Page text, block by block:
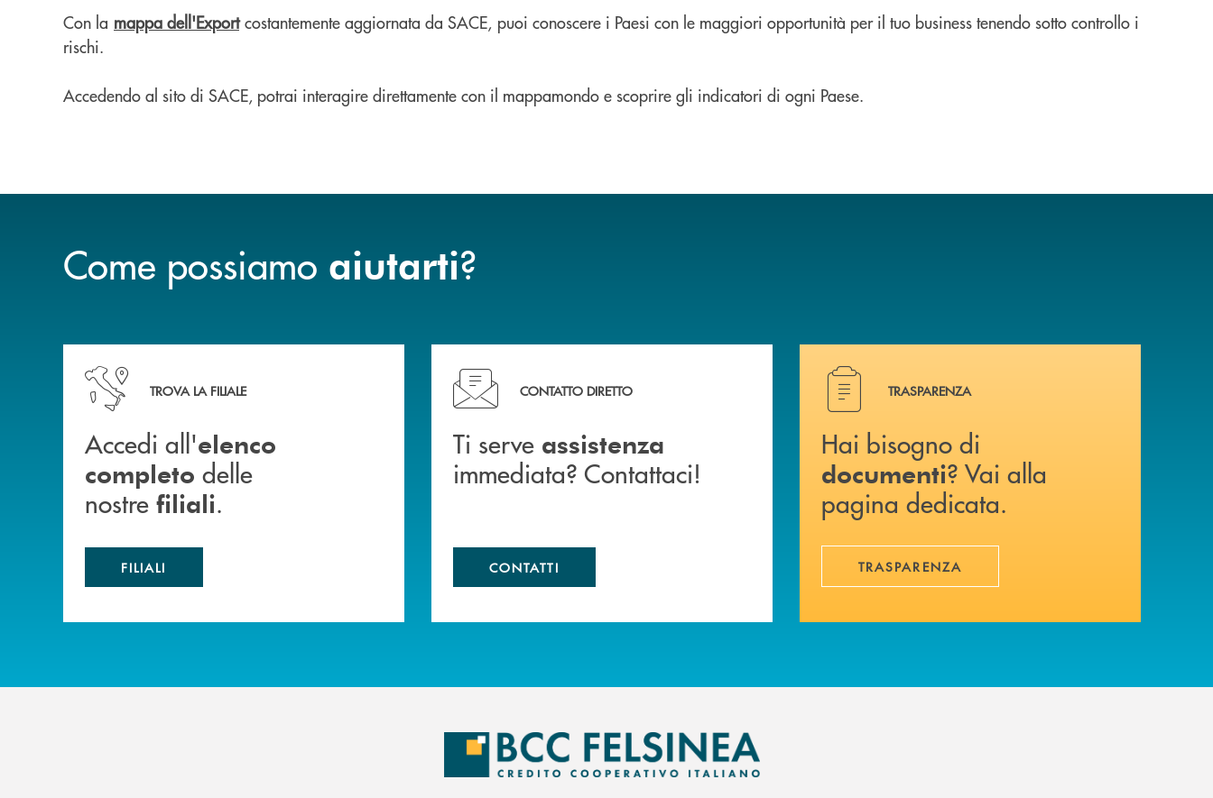
Con la mappa dell'Export costantemente aggiornata da SACE, puoi conoscere i Paesi con le maggiori opportunità per il tuo business tenendo sotto controllo i
rischi.
Accedendo al sito di SACE, potrai interagire direttamente con il mappamondo e scoprire gli indicatori di ogni Paese.
Come possiamo aiutarti?
Accedi all' elenco completo delle nostre&nbsp; filiali .
TROVA LA FILIALE
Accedi all'elenco
completo delle
nostre filiali.
FILIALI
Ti serve assistenza immediata? Contattaci!
CONTATTO DIRETTO
Ti serve assistenza
immediata? Contattaci!
CONTATTI
Hai bisogno di documenti ? Vai alla pagina dedicata.
TRASPARENZA
Hai bisogno di
documenti? Vai alla
pagina dedicata.
TRASPARENZA